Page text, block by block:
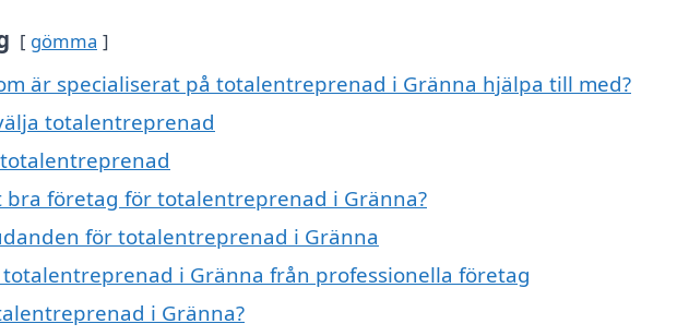
gömma
är specialiserat på totalentreprenad i Gränna hjälpa till med?
totalentreprenad
företag för totalentreprenad i Gränna?
för totalentreprenad i Gränna
i Gränna från professionella företag
i Gränna?